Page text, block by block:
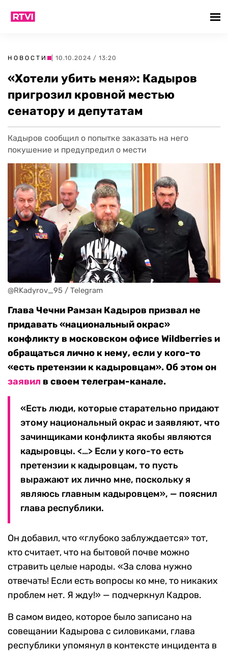
НОВОСТИ | 10.10.2024 / 13:20
«Хотели убить меня»: Кадыров
пригрозил кровной местью
сенатору и депутатам
Кадыров сообщил о попытке заказать на него
покушение и предупредил о мести
@RKadyrov_95 / Telegram
Глава Чечни Рамзан Кадыров призвал не
придавать «национальный окрас»
конфликту в московском офисе Wildberries и
обращаться лично к нему, если у кого-то
«есть претензии к кадыровцам». Об этом он
заявил в своем телеграм-канале.
«Есть люди, которые старательно придают
этому национальный окрас и заявляют, что
зачинщиками конфликта якобы являются
кадыровцы. <…> Если у кого-то есть
претензии к кадыровцам, то пусть
выражают их лично мне, поскольку я
являюсь главным кадыровцем», — пояснил
глава республики.
Он добавил, что «глубоко заблуждается» тот,
кто считает, что на бытовой почве можно
стравить целые народы. «За слова нужно
отвечать! Если есть вопросы ко мне, то никаких
проблем нет. Я жду!» — подчеркнул Кадров.
В самом видео, которое было записано на
совещании Кадырова с силовиками, глава
республики упомянул в контексте инцидента в